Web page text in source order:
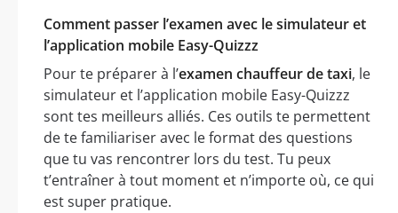
Comment passer l’examen avec le simulateur et
l’application mobile Easy-Quizzz
Pour te préparer à l’examen chauffeur de taxi, le
simulateur et l’application mobile Easy-Quizzz
sont tes meilleurs alliés. Ces outils te permettent
de te familiariser avec le format des questions
que tu vas rencontrer lors du test. Tu peux
t’entraîner à tout moment et n’importe où, ce qui
est super pratique.